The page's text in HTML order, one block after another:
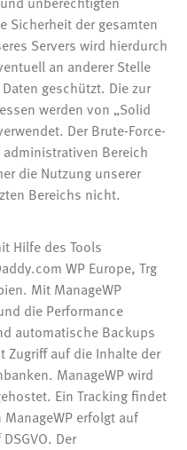
Sicherheit der gesamten
Servers wird hierdurch
an anderer Stelle
geschützt. Die zur
werden von „Solid
Der Brute-Force-
Bereich
die Nutzung unserer
Bereichs nicht.
Hilfe des Tools
WP Europe, Trg
Mit ManageWP
die Performance
automatische Backups
Zugriff auf die Inhalte der
ManageWP wird
Ein Tracking findet
erfolgt auf
Der